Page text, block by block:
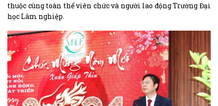
thuộc cùng toàn thể viên chức và người lao động Trường Đại
học Lâm nghiệp.